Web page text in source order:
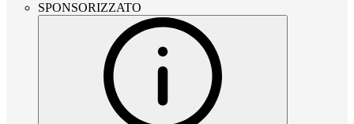
SPONSORIZZATO